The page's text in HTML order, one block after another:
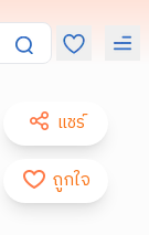
แชร์
ถูกใจ